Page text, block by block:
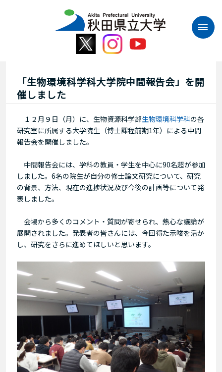
「生物環境科学科大学院中間報告会」を開
催しました
１２月９日（月）に、生物資源科学部生物環境科学科の各
研究室に所属する大学院生（博士課程前期1年）による中間
報告会を開催しました。
中間報告会には、学科の教員・学生を中心に90名超が参加
しました。6名の院生が自分の修士論文研究について、研究
の背景、方法、現在の進捗状況及び今後の計画等について発
表しました。
会場から多くのコメント・質問が寄せられ、熱心な議論が
展開されました。発表者の皆さんには、今回得た示唆を活か
し、研究をさらに進めてほしいと思います。